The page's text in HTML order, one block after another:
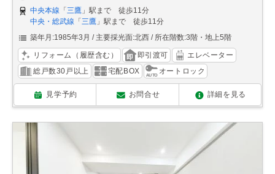
中央本線 「 三鷹 」駅まで 徒歩11分
中央・総武線 「 三鷹 」駅まで 徒歩11分
築年月:1985年3月
主要採光面:北西 所在階数:3階・地上5階
リフォーム（履歴含む） 即引渡可
エレベーター
総戸数30戸以上
宅配BOX オートロック
見学予約 お問合せ 詳細を見る